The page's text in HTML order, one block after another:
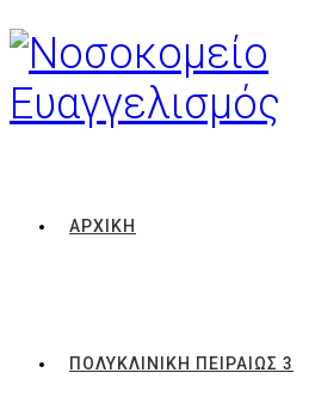
ΑΡΧΙΚΗ
ΠΟΛΥΚΛΙΝΙΚΗ ΠΕΙΡΑΙΩΣ 3